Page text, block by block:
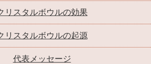
リスタルボウルの効果
リスタルボウルの起源
代表メッセージ